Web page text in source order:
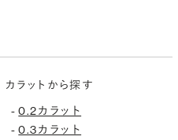
カラットから探す
-0.2カラット
-0.3カラット